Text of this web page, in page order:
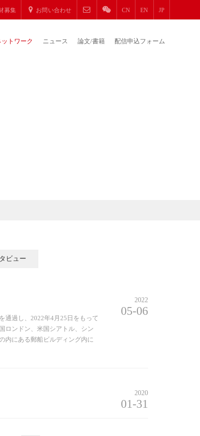
募集 お問い合わせ CN EN JP
トワーク ニュース 論文/書籍 配信申込フォーム
ビュー
通過し、2022年4月25日をもって
ロンドン、米国シアトル、シン
内にある郵船ビルディング内に
2022
05-06
2020
01-31